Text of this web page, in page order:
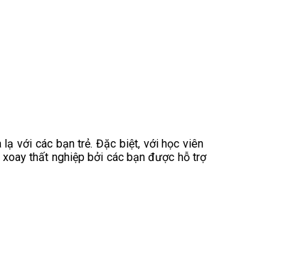
với các bạn trẻ. Đặc biệt, với học viên
thất nghiệp bởi các bạn được hỗ trợ